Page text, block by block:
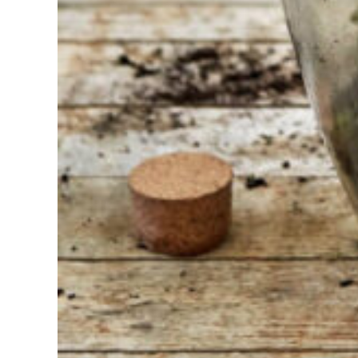
Bij Sneeboer
staan we altijd
klaar om een
Schroom je
niet om even
te bellen of een
wanneer je een
Dan zullen wij
mogelijk jouw
beantwoorden.